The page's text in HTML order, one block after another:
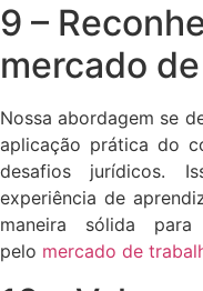
9 –
mercado
Nossa abordagem se
aplicação prática do
desafios jurídicos.
experiência de
maneira sólida
pelo mercado de